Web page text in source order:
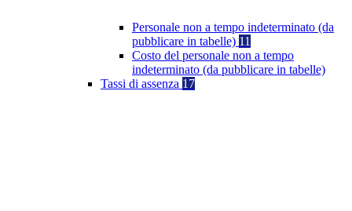
Personale non a tempo indeterminato (da
pubblicare in tabelle) 11
Costo del personale non a tempo
indeterminato (da pubblicare in tabelle)
Tassi di assenza 17